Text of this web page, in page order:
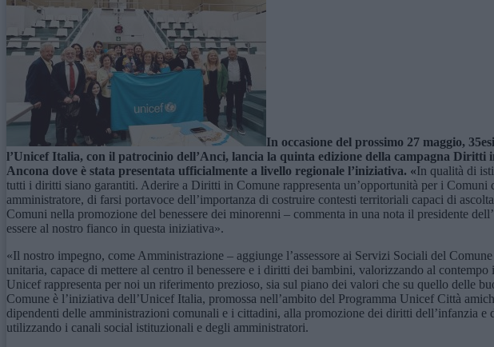
In occasione del prossimo 27 maggio, 35
l’Unicef Italia, con il patrocinio dell’Anci, lancia la quinta edizione della campagna
Ancona dove è stata presentata ufficialmente a livello regionale l’iniziativa. «In qualità di
tutti i diritti siano garantiti. Aderire a Diritti in Comune rappresenta un’opportunità per i
amministratore, di farsi portavoce dell’importanza di costruire contesti territoriali capaci di
Comuni nella promozione del benessere dei minorenni – commenta in una nota il presidente
essere al nostro fianco in questa iniziativa».
«Il nostro impegno, come Amministrazione – aggiunge l’assessore ai Servizi Sociali del
unitaria, capace di mettere al centro il benessere e i diritti dei bambini, valorizzando al
Unicef rappresenta per noi un riferimento prezioso, sia sul piano dei valori che su quello delle
Comune è l’iniziativa dell’Unicef Italia, promossa nell’ambito del Programma Unicef Città
dipendenti delle amministrazioni comunali e i cittadini, alla promozione dei diritti dell’infanzia
utilizzando i canali social istituzionali e degli amministratori.